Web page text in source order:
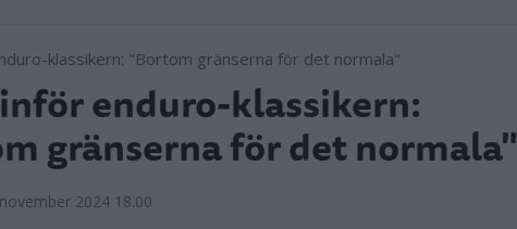
enduro-klassikern:
gränserna för det normala"
2024 18.00